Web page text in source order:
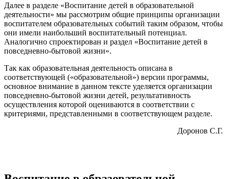
Далее в разделе «Воспитание детей в образовательной
деятельности» мы рассмотрим общие принципы организации
воспитателем образовательных событий таким образом, чтобы
они имели наибольший воспитательный потенциал.
Аналогично спроектирован и раздел «Воспитание детей в
повседневно-бытовой жизни».
Так как образовательная деятельность описана в
соответствующей («образовательной») версии программы,
основное внимание в данном тексте уделяется организации
повседневно-бытовой жизни детей, результативность
осуществления которой оцениваются в соответствии с
критериями, представленными в соответствующем разделе.
Доронов С.Г.